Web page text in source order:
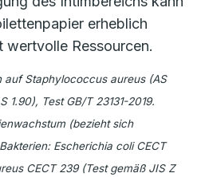
erheblich
wertvolle Ressourcen.
auf Staphylococcus aureus (AS
1.90), Test GB/T 23131-2019.
(bezieht sich
Escherichia coli CECT
CECT 239 (Test gemäß JIS Z